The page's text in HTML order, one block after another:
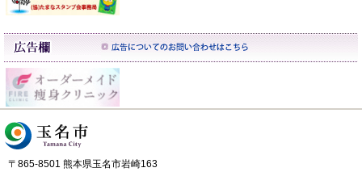
〒865-8501 熊本県玉名市岩崎163